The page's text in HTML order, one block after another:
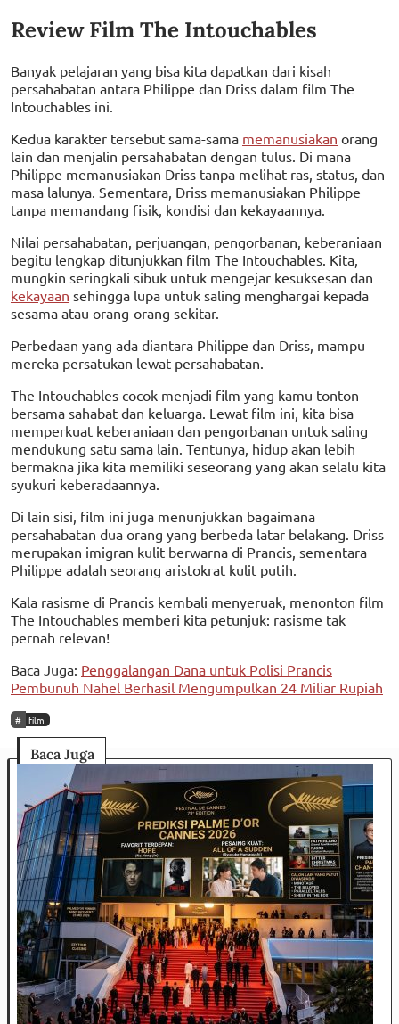
Review Film The Intouchables
Banyak pelajaran yang bisa kita dapatkan dari kisah
persahabatan antara Philippe dan Driss dalam film The
Intouchables ini.
Kedua karakter tersebut sama-sama memanusiakan orang
lain dan menjalin persahabatan dengan tulus. Di mana
Philippe memanusiakan Driss tanpa melihat ras, status, dan
masa lalunya. Sementara, Driss memanusiakan Philippe
tanpa memandang fisik, kondisi dan kekayaannya.
Nilai persahabatan, perjuangan, pengorbanan, keberaniaan
begitu lengkap ditunjukkan film The Intouchables. Kita,
mungkin seringkali sibuk untuk mengejar kesuksesan dan
kekayaan sehingga lupa untuk saling menghargai kepada
sesama atau orang-orang sekitar.
Perbedaan yang ada diantara Philippe dan Driss, mampu
mereka persatukan lewat persahabatan.
The Intouchables cocok menjadi film yang kamu tonton
bersama sahabat dan keluarga. Lewat film ini, kita bisa
memperkuat keberaniaan dan pengorbanan untuk saling
mendukung satu sama lain. Tentunya, hidup akan lebih
bermakna jika kita memiliki seseorang yang akan selalu kita
syukuri keberadaannya.
Di lain sisi, film ini juga menunjukkan bagaimana
persahabatan dua orang yang berbeda latar belakang. Driss
merupakan imigran kulit berwarna di Prancis, sementara
Philippe adalah seorang aristokrat kulit putih.
Kala rasisme di Prancis kembali menyeruak, menonton film
The Intouchables memberi kita petunjuk: rasisme tak
pernah relevan!
Baca Juga: Penggalangan Dana untuk Polisi Prancis
Pembunuh Nahel Berhasil Mengumpulkan 24 Miliar Rupiah
film
Baca Juga